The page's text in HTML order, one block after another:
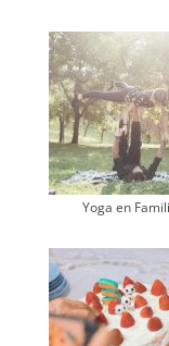
Yoga en